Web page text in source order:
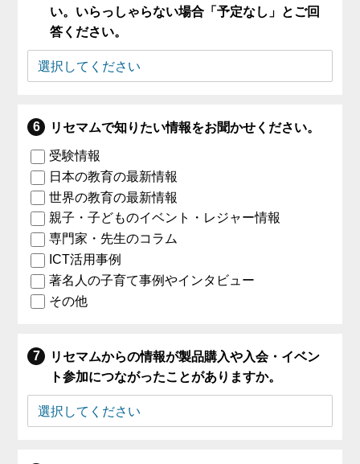
い。いらっしゃらない場合「予定なし」とご回
答ください。
リセマムで知りたい情報をお聞かせください。
受験情報
日本の教育の最新情報
世界の教育の最新情報
親子・子どものイベント・レジャー情報
専門家・先生のコラム
ICT活用事例
著名人の子育て事例やインタビュー
その他
リセマムからの情報が製品購入や入会・イベン
ト参加につながったことがありますか。